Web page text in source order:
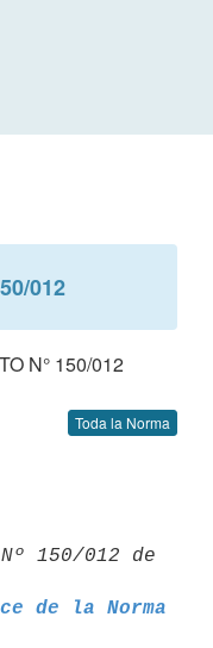
012
N° 150/012
Toda la Norma
150/012 de
de la Norma